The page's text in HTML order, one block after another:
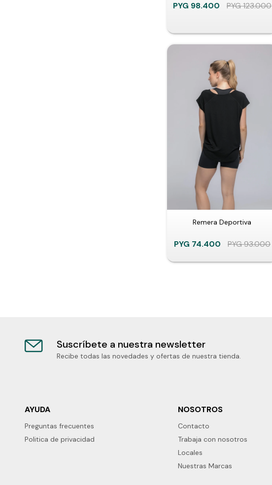
PYG 98.400 PYG123.000
Remera Deportiva
PYG 74.400 PYG93.000
Suscríbete a nuestra newsletter
Recibe todas las novedades y ofertas de nuestra tienda.
AYUDA
Preguntas frecuentes
Politica de privacidad
NOSOTROS
Contacto
Trabaja con nosotros
Locales
Nuestras Marcas